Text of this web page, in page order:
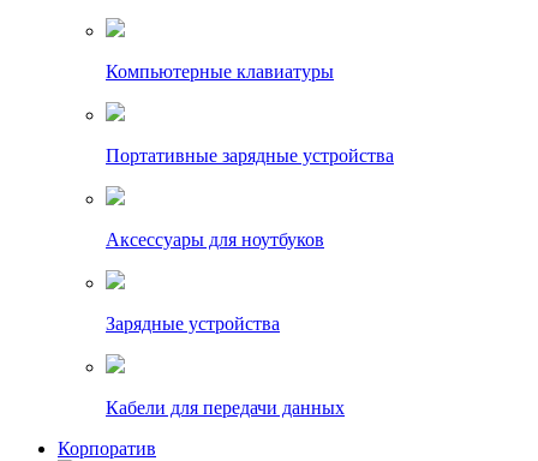
Компьютерные клавиатуры
Портативные зарядные устройства
Аксессуары для ноутбуков
Зарядные устройства
Кабели для передачи данных
Корпоратив